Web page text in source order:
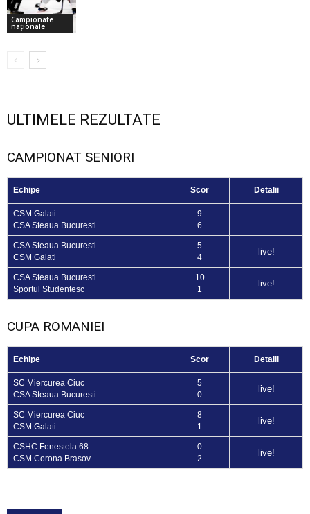
Campionate
naționale
ULTIMELE REZULTATE
CAMPIONAT SENIORI
Echipe Scor Detalii
CSM Galati
CSA Steaua Bucuresti
9
6
CSA Steaua Bucuresti
CSM Galati
5
4
live!
CSA Steaua Bucuresti
Sportul Studentesc
10
1
live!
CUPA ROMANIEI
Echipe Scor Detalii
SC Miercurea Ciuc
CSA Steaua Bucuresti
5
0
live!
SC Miercurea Ciuc
CSM Galati
8
1
live!
CSHC Fenestela 68
CSM Corona Brasov
0
2
live!